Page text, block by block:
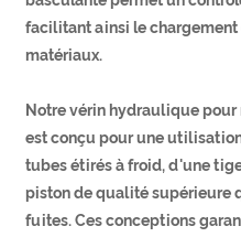
facilitant ainsi le
matériaux.
Notre vérin hydraulique
est conçu pour une
tubes étirés à froid, d'une
piston de qualité supérieure
fuites. Ces conceptions